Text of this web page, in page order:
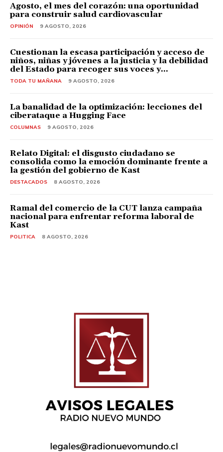
Agosto, el mes del corazón: una oportunidad
para construir salud cardiovascular
OPINIÓN 9 AGOSTO, 2026
Cuestionan la escasa participación y acceso de
niños, niñas y jóvenes a la justicia y la debilidad
del Estado para recoger sus voces y...
TODA TU MAÑANA 9 AGOSTO, 2026
La banalidad de la optimización: lecciones del
ciberataque a Hugging Face
COLUMNAS 9 AGOSTO, 2026
Relato Digital: el disgusto ciudadano se
consolida como la emoción dominante frente a
la gestión del gobierno de Kast
DESTACADOS 8 AGOSTO, 2026
Ramal del comercio de la CUT lanza campaña
nacional para enfrentar reforma laboral de
Kast
POLITICA 8 AGOSTO, 2026